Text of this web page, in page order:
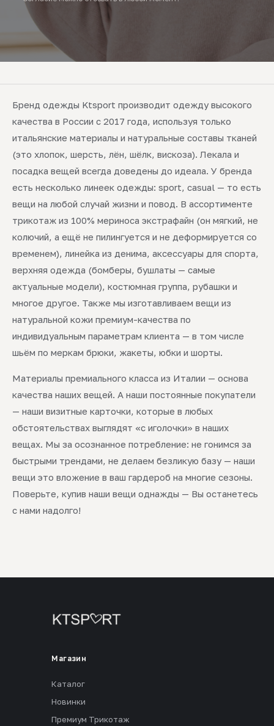
Бренд одежды Ktsport производит одежду высокого
качества в России с 2017 года, используя только
итальянские материалы и натуральные составы тканей
(это хлопок, шерсть, лён, шёлк, вискоза). Лекала и
посадка вещей всегда доведены до идеала. У бренда
есть несколько линеек одежды: sport, casual — то есть
вещи на любой случай жизни и повод. В ассортименте
трикотаж из 100% мериноса экстрафайн (он мягкий, не
колючий, а ещё не пилингуется и не деформируется со
временем), линейка из денима, аксессуары для спорта,
верхняя одежда (бомберы, бушлаты — самые
актуальные модели), костюмная группа, рубашки и
многое другое. Также мы изготавливаем вещи из
натуральной кожи премиум-качества по
индивидуальным параметрам клиента — в том числе
шьём по меркам брюки, жакеты, юбки и шорты.
Материалы премиального класса из Италии — основа
качества наших вещей. А наши постоянные покупатели
— наши визитные карточки, которые в любых
обстоятельствах выглядят «с иголочки» в наших
вещах. Мы за осознанное потребление: не гонимся за
быстрыми трендами, не делаем безликую базу — наши
вещи это вложение в ваш гардероб на многие сезоны.
Поверьте, купив наши вещи однажды — Вы останетесь
с нами надолго!
Магазин
Каталог
Новинки
Премиум Трикотаж